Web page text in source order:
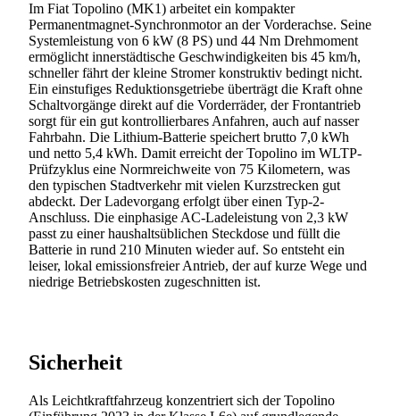
Im Fiat Topolino (MK1) arbeitet ein kompakter
Permanentmagnet-Synchronmotor an der Vorderachse. Seine
Systemleistung von 6 kW (8 PS) und 44 Nm Drehmoment
ermöglicht innerstädtische Geschwindigkeiten bis 45 km/h,
schneller fährt der kleine Stromer konstruktiv bedingt nicht.
Ein einstufiges Reduktionsgetriebe überträgt die Kraft ohne
Schaltvorgänge direkt auf die Vorderräder, der Frontantrieb
sorgt für ein gut kontrollierbares Anfahren, auch auf nasser
Fahrbahn. Die Lithium-Batterie speichert brutto 7,0 kWh
und netto 5,4 kWh. Damit erreicht der Topolino im WLTP-
Prüfzyklus eine Normreichweite von 75 Kilometern, was
den typischen Stadtverkehr mit vielen Kurzstrecken gut
abdeckt. Der Ladevorgang erfolgt über einen Typ-2-
Anschluss. Die einphasige AC-Ladeleistung von 2,3 kW
passt zu einer haushaltsüblichen Steckdose und füllt die
Batterie in rund 210 Minuten wieder auf. So entsteht ein
leiser, lokal emissionsfreier Antrieb, der auf kurze Wege und
niedrige Betriebskosten zugeschnitten ist.
Sicherheit
Als Leichtkraftfahrzeug konzentriert sich der Topolino